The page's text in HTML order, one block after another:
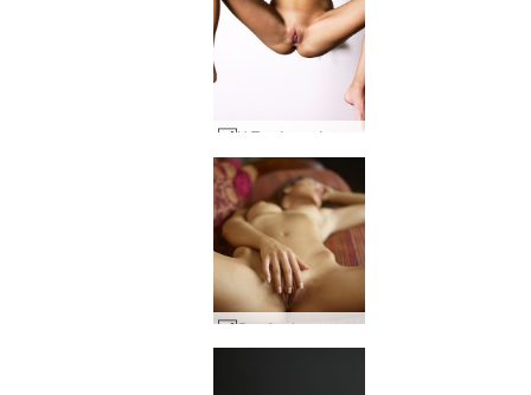
Caprice lounge part1 #57